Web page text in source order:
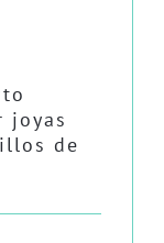
joyas
de